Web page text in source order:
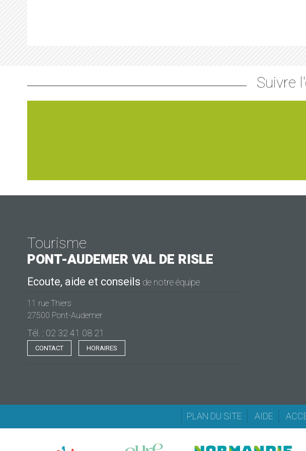
Suivre
Tourisme
PONT-AUDEMER VAL DE RISLE
Ecoute, aide et conseils de notre équipe
11 rue Thiers
27500 Pont-Audemer
Tél. : 02 32 41 08 21
CONTACT HORAIRES
PLAN DU SITE AIDE